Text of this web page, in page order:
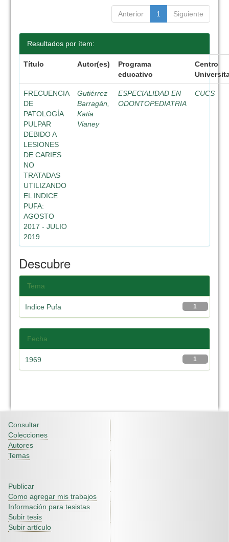
Anterior 1 Siguiente
Resultados por ítem:
Título Autor(es)
Programa
educativo
Centro
FRECUENCIA
DE
PATOLOGÍA
PULPAR
DEBIDO A
LESIONES
DE CARIES
NO
TRATADAS
UTILIZANDO
EL INDICE
PUFA:
AGOSTO
2017 - JULIO
2019
Gutiérrez
Barragán,
Katia
Vianey
ESPECIALIDAD EN
ODONTOPEDIATRIA
CUCS
Descubre
Tema
1
Indice Pufa
Fecha
1
1969
Consultar
Colecciones
Autores
Temas
Publicar
Como agregar mis trabajos
Información para tesistas
Subir tesis
Subir artículo